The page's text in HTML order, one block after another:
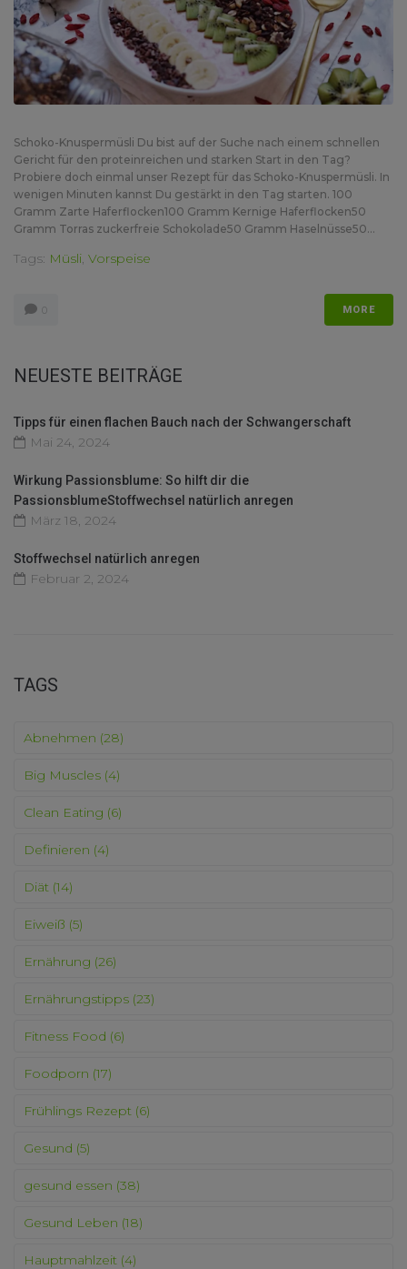
Schoko-Knuspermüsli Du bist auf der Suche nach einem schnellen
Gericht für den proteinreichen und starken Start in den Tag?
Probiere doch einmal unser Rezept für das Schoko-Knuspermüsli. In
wenigen Minuten kannst Du gestärkt in den Tag starten. 100
Gramm Zarte Haferflocken100 Gramm Kernige Haferflocken50
Gramm Torras zuckerfreie Schokolade50 Gramm Haselnüsse50...
Tags: Müsli, Vorspeise
MORE
NEUESTE BEITRÄGE
Tipps für einen flachen Bauch nach der Schwangerschaft
Mai 24, 2024
Wirkung Passionsblume: So hilft dir die
PassionsblumeStoffwechsel natürlich anregen
März 18, 2024
Stoffwechsel natürlich anregen
Februar 2, 2024
TAGS
Abnehmen (28)
Big Muscles (4)
Clean Eating (6)
Definieren (4)
Diät (14)
Eiweiß (5)
Ernährung (26)
Ernährungstipps (23)
Fitness Food (6)
Foodporn (17)
Frühlings Rezept (6)
Gesund (5)
gesund essen (38)
Gesund Leben (18)
Hauptmahlzeit (4)